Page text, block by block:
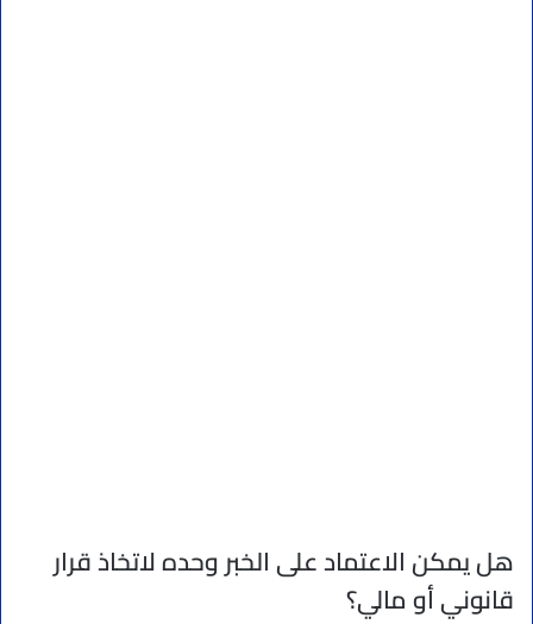
هل يمكن الاعتماد على الخبر وحده لاتخاذ قرار
قانوني أو مالي؟